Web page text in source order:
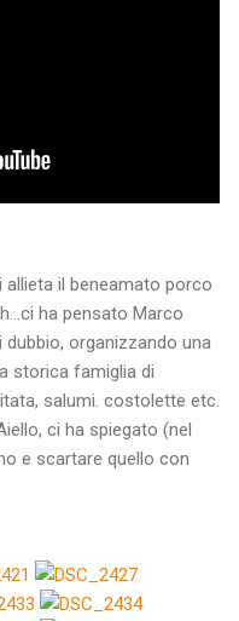
il beneamato porco
ha pensato Marco
organizzando una
storica famiglia di
salumi. costolette etc.
ci ha spiegato (nel
e scartare quello con